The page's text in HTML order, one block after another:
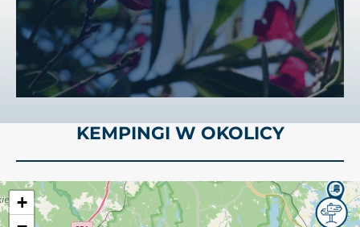
KEMPINGI W OKOLICY
+